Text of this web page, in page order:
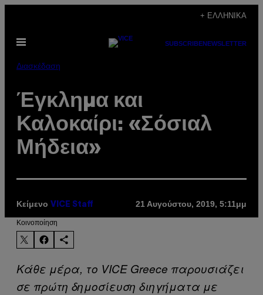
περιεχόμενο
+ ΕΛΛΗΝΙΚΆ
Ανοίξτε
SUBSCRIBENEWSLETTER
Διασκέδαση
Έγκλημα και
Καλοκαίρι: «Σόσιαλ
Μήδεια»
Κείμενο VICE Staff 21 Αυγούστου, 2019, 5:11μμ
Kοινοποίηση
Κάθε μέρα, το VICE Greece παρουσιάζει
σε πρώτη δημοσίευση διηγήματα με